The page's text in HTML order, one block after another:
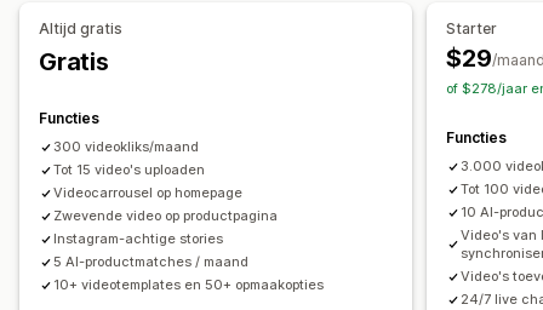
Videospeler
Ingesloten video's
Mobiel responsief
Betrokkenheid volgen
Altijd gratis
Gratis
Functies
300 videokliks/maand
Tot 15 video's uploaden
Videocarrousel op homepage
Zwevende video op productpagina
Instagram-achtige stories
5 AI-productmatches / maand
10+ videotemplates en 50+ opmaakopties
Starter
$29/
of $278/jaar
Functies
3.000
Tot 100
10 AI-
Video's van
Video's
24/7 live